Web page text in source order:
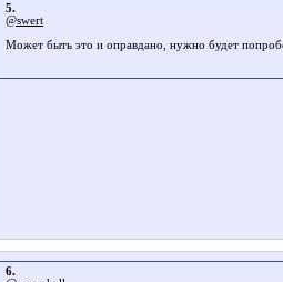
5.
@swert
Может быть это и оправдано, нужно будет
6.